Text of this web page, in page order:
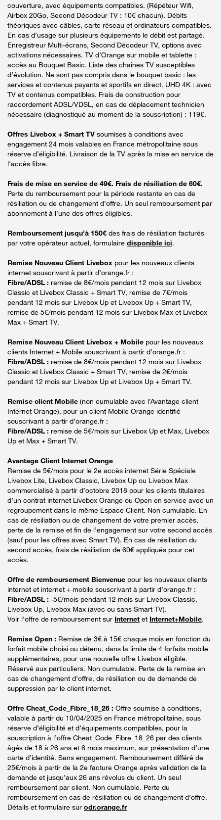
couverture, avec équipements compatibles. (Répéteur Wifi,
Airbox 20Go, Second Décodeur TV : 10€ chacun). Débits
théoriques avec câbles, carte réseau et ordinateurs compatibles.
En cas d’usage sur plusieurs équipements le débit est partagé.
Enregistreur Multi-écrans, Second Décodeur TV, options avec
activations nécessaires. TV d’Orange sur mobile et tablette :
accès au Bouquet Basic. Liste des chaînes TV susceptibles
d’évolution. Ne sont pas compris dans le bouquet basic : les
services et contenus payants et sportifs en direct. UHD 4K : avec
TV et contenus compatibles. Frais de construction pour
raccordement ADSL/VDSL, en cas de déplacement technicien
nécessaire (diagnostiqué au moment de la souscription) : 119€.
Offres Livebox + Smart TV soumises à conditions avec
engagement 24 mois valables en France métropolitaine sous
réserve d’éligibilité. Livraison de la TV après la mise en service de
l'accès fibre.
Frais de mise en service de 49€. Frais de résiliation de 60€.
Perte du remboursement pour la période restante en cas de
résiliation ou de changement d'offre. Un seul remboursement par
abonnement à l’une des offres éligibles.
Remboursement jusqu’à 150€ des frais de résiliation facturés
par votre opérateur actuel, formulaire disponible ici.
Remise Nouveau Client Livebox pour les nouveaux clients
internet souscrivant à partir d’orange.fr :
Fibre/ADSL : remise de 8€/mois pendant 12 mois sur Livebox
Classic et Livebox Classic + Smart TV, remise de 7€/mois
pendant 12 mois sur Livebox Up et Livebox Up + Smart TV,
remise de 5€/mois pendant 12 mois sur Livebox Max et Livebox
Max + Smart TV.
Remise Nouveau Client Livebox + Mobile pour les nouveaux
clients Internet + Mobile souscrivant à partir d’orange.fr :
Fibre/ADSL : remise de 8€/mois pendant 12 mois sur Livebox
Classic et Livebox Classic + Smart TV, remise de 2€/mois
pendant 12 mois sur Livebox Up et Livebox Up + Smart TV.
Remise client Mobile (non cumulable avec l’Avantage client
Internet Orange), pour un client Mobile Orange identifié
souscrivant à partir d’orange.fr :
Fibre/ADSL : remise de 5€/mois sur Livebox Up et Max, Livebox
Up et Max + Smart TV.
Avantage Client Internet Orange
Remise de 5€/mois pour le 2e accès internet Série Spéciale
Livebox Lite, Livebox Classic, Livebox Up ou Livebox Max
commercialisé à partir d’octobre 2018 pour les clients titulaires
d’un contrat internet Livebox Orange ou Open en service avec un
regroupement dans le même Espace Client. Non cumulable. En
cas de résiliation ou de changement de votre premier accès,
perte de la remise et fin de l’engagement sur votre second accès
(sauf pour les offres avec Smart TV). En cas de résiliation du
second accès, frais de résiliation de 60€ appliqués pour cet
accès.
Offre de remboursement Bienvenue pour les nouveaux clients
internet et internet + mobile souscrivant à partir d’orange.fr :
Fibre/ADSL : -5€/mois pendant 12 mois sur Livebox Classic,
Livebox Up, Livebox Max (avec ou sans Smart TV).
Voir l'offre de remboursement sur Internet et Internet+Mobile.
Remise Open : Remise de 3€ à 15€ chaque mois en fonction du
forfait mobile choisi ou détenu, dans la limite de 4 forfaits mobile
supplémentaires, pour une nouvelle offre Livebox éligible.
Réservé aux particuliers. Non cumulable. Perte de la remise en
cas de changement d'offre, de résiliation ou de demande de
suppression par le client internet.
Offre Cheat_Code_Fibre_18_26 : Offre soumise à conditions,
valable à partir du 10/04/2025 en France métropolitaine, sous
réserve d’éligibilité et d’équipements compatibles, pour la
souscription à l’offre Cheat_Code_Fibre_18_26 par des clients
âgés de 18 à 26 ans et 6 mois maximum, sur présentation d’une
carte d’identité. Sans engagement. Remboursement différé de
25€/mois à partir de la 2e facture Orange après validation de la
demande et jusqu’aux 26 ans révolus du client. Un seul
remboursement par client. Non cumulable. Perte du
remboursement en cas de résiliation ou de changement d’offre.
Détails et formulaire sur odr.orange.fr